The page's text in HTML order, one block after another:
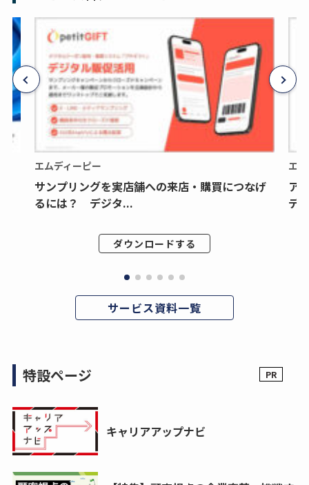
エムディーピー
サンプリングを実店舗への来店・購買につなげ
るには？ デジタ...
ダウンロードする
エ
ア
デ
サービス資料一覧
特設ページ
キャリアアップナビ